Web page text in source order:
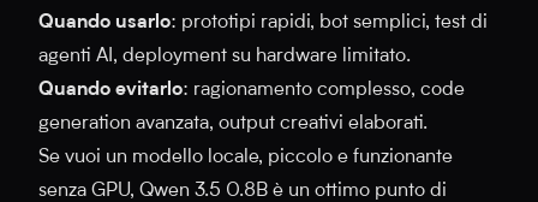
Quando usarlo: prototipi rapidi, bot semplici, test di
agenti AI, deployment su hardware limitato.
Quando evitarlo: ragionamento complesso, code
generation avanzata, output creativi elaborati.
Se vuoi un modello locale, piccolo e funzionante
senza GPU, Qwen 3.5 0.8B è un ottimo punto di